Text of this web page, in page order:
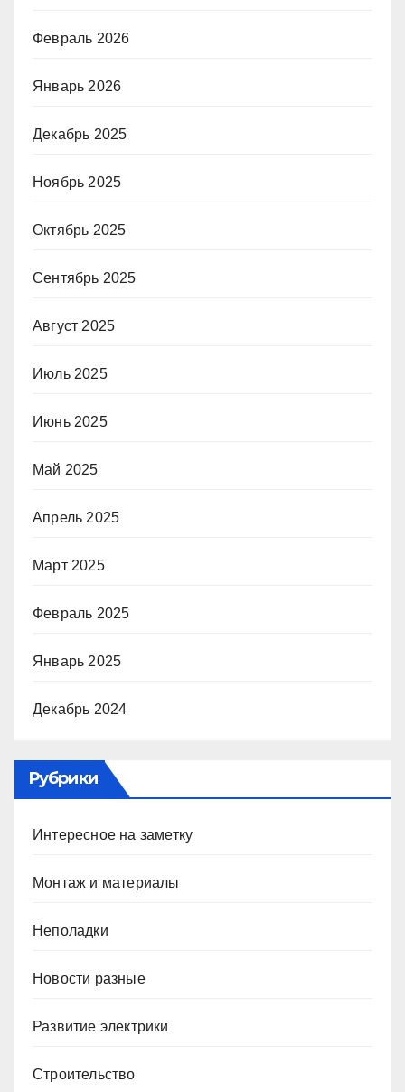
Февраль 2026
Январь 2026
Декабрь 2025
Ноябрь 2025
Октябрь 2025
Сентябрь 2025
Август 2025
Июль 2025
Июнь 2025
Май 2025
Апрель 2025
Март 2025
Февраль 2025
Январь 2025
Декабрь 2024
Рубрики
Интересное на заметку
Монтаж и материалы
Неполадки
Новости разные
Развитие электрики
Строительство